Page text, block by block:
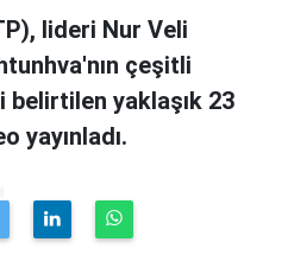
lideri Nur Veli
çeşitli
yaklaşık 23
yayınladı.